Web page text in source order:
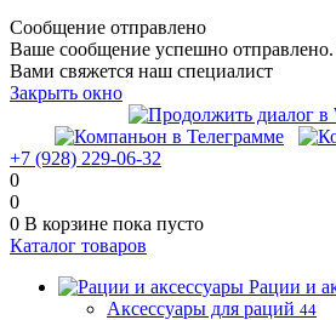
Сообщение отправлено
Ваше сообщение успешно
Вами свяжется наш специалист
Закрыть окно
+7 (928) 229-06-32
0
0
0 В корзине пока пусто
Каталог товаров
Рации и
Аксессуары для раций 44